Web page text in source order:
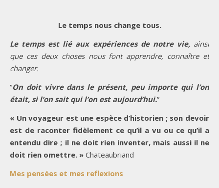
Le temps nous change tous.
Le temps est lié aux expériences de notre vie, ainsi
que ces deux choses nous font apprendre, connaître et
changer.
“On doit vivre dans le présent, peu importe qui l’on
était, si l’on sait qui l’on est aujourd’hui.”
« Un voyageur est une espèce d’historien ; son devoir
est de raconter fidèlement ce qu’il a vu ou ce qu’il a
entendu dire ; il ne doit rien inventer, mais aussi il ne
doit rien omettre. » Chateaubriand
Mes pensées et mes reflexions